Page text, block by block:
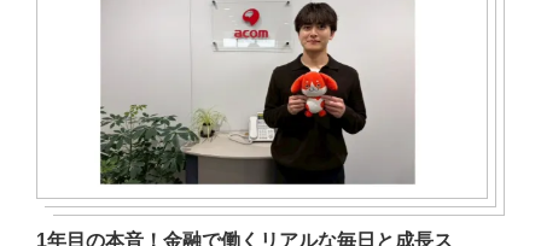
1年目の本音！金融で働くリアルな毎日と成長ス